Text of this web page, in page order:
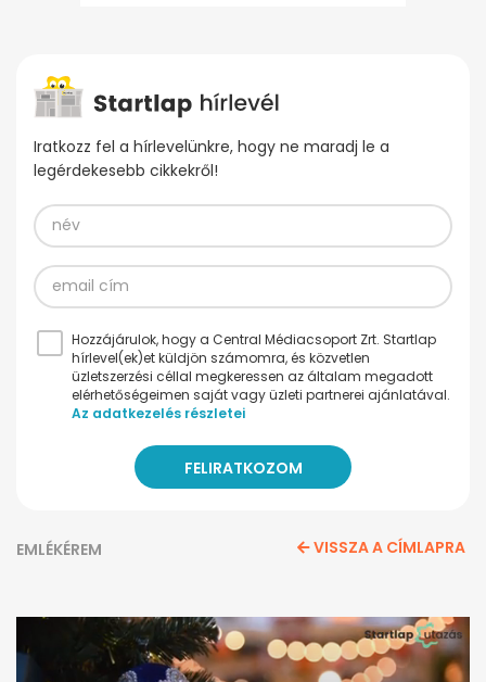
Iratkozz fel a hírlevelünkre, hogy ne maradj le a
legérdekesebb cikkekről!
Hozzájárulok, hogy a Central Médiacsoport Zrt. Startlap
hírlevel(ek)et küldjön számomra, és közvetlen
üzletszerzési céllal megkeressen az általam megadott
elérhetőségeimen saját vagy üzleti partnerei ajánlatával.
Az adatkezelés részletei
EMLÉKÉREM VISSZA A CÍMLAPRA